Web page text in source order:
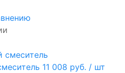
11 008 руб. / шт